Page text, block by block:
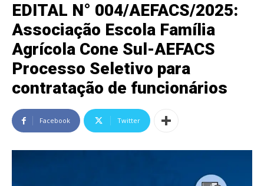
EDITAL N° 004/AEFACS/2025:
Associação Escola Família
Agrícola Cone Sul-AEFACS
Processo Seletivo para
contratação de funcionários
Facebook Twitter